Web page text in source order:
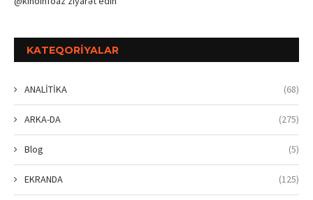
KATEQORIYALAR
ANALİTİKA (68)
ARKA-DA (275)
Blog (5)
EKRANDA (125)